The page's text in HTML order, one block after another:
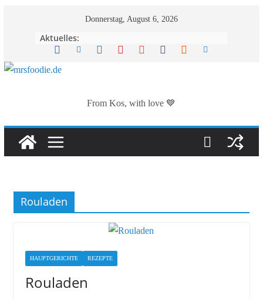
Donnerstag, August 6, 2026
Aktuelles:
From Kos, with love 💙
Rouladen
HAUPTGERICHTE REZEPTE
Rouladen